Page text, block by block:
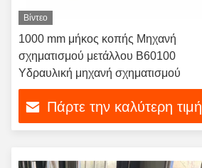
Βίντεο
1000 mm μήκος κοπής Μηχανή
σχηματισμού μετάλλου B60100
Υδραυλική μηχανή σχηματισμού
Πάρτε την καλύτερη τιμή